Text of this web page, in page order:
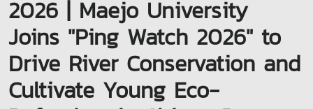
2026 | Maejo University
Joins "Ping Watch 2026" to
Drive River Conservation and
Cultivate Young Eco-